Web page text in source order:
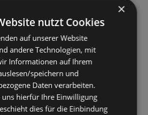
Flugblätter
×
nutzt Cookies
auf unserer Website
andere Technologien, mit
Informationen auf Ihrem
speichern und
Daten verarbeiten.
uns hierfür Ihre Einwilligung
dies für die Einbindung